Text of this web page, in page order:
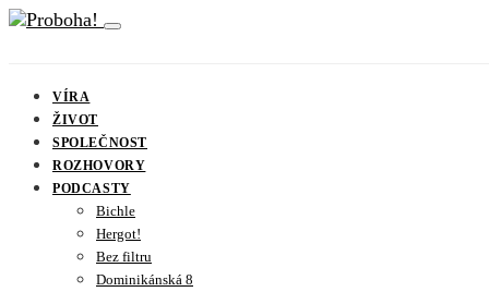
VÍRA
ŽIVOT
SPOLEČNOST
ROZHOVORY
PODCASTY
Bichle
Hergot!
Bez filtru
Dominikánská 8